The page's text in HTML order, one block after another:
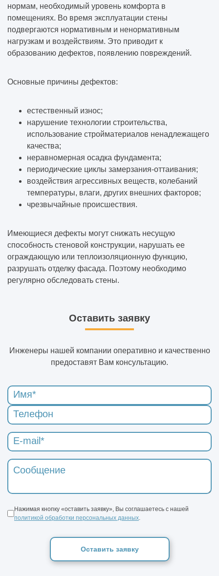
нормам, необходимый уровень комфорта в
помещениях. Во время эксплуатации стены
подвергаются нормативным и ненормативным
нагрузкам и воздействиям. Это приводит к
образованию дефектов, появлению повреждений.
Основные причины дефектов:
естественный износ;
нарушение технологии строительства,
использование стройматериалов ненадлежащего
качества;
неравномерная осадка фундамента;
периодические циклы замерзания-оттаивания;
воздействия агрессивных веществ, колебаний
температуры, влаги, других внешних факторов;
чрезвычайные происшествия.
Имеющиеся дефекты могут снижать несущую
способность стеновой конструкции, нарушать ее
ограждающую или теплоизоляционную функцию,
разрушать отделку фасада. Поэтому необходимо
регулярно обследовать стены.
Оставить заявку
Инженеры нашей компании оперативно и качественно
предоставят Вам консультацию.
Нажимая кнопку «оставить заявку», Вы соглашаетесь с нашей
политикой обработки персональных данных
Оставить заявку